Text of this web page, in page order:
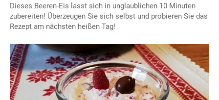
Dieses Beeren-Eis lasst sich in unglaublichen 10 Minuten
zubereiten! Überzeugen Sie sich selbst und probieren Sie das
Rezept am nächsten heißen Tag!